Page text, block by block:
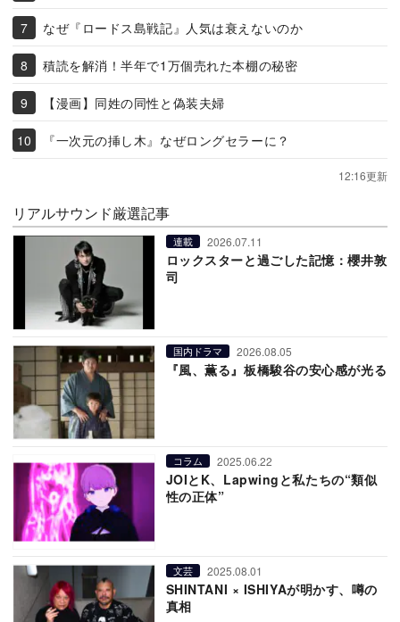
なぜ『ロードス島戦記』人気は衰えないのか
積読を解消！半年で1万個売れた本棚の秘密
【漫画】同姓の同性と偽装夫婦
『一次元の挿し木』なぜロングセラーに？
12:16更新
リアルサウンド厳選記事
連載 2026.07.11
ロックスターと過ごした記憶：櫻井敦
司
国内ドラマ 2026.08.05
『風、薫る』板橋駿谷の安心感が光る
コラム 2025.06.22
JOIとK、Lapwingと私たちの“類似
性の正体”
文芸 2025.08.01
SHINTANI × ISHIYAが明かす、噂の
真相